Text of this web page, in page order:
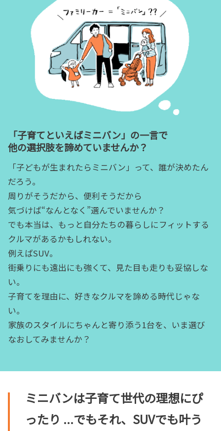
「子育てといえばミニバン」の一言で
他の選択肢を諦めていませんか？
「子どもが生まれたらミニバン」って、誰が決めたん
だろう。
周りがそうだから、便利そうだから
気づけば“なんとなく”選んでいませんか？
でも本当は、もっと自分たちの暮らしにフィットする
クルマがあるかもしれない。
例えばSUV。
街乗りにも遠出にも強くて、見た目も走りも妥協しな
い。
子育てを理由に、好きなクルマを諦める時代じゃな
い。
家族のスタイルにちゃんと寄り添う1台を、いま選び
なおしてみませんか？
ミニバンは子育て世代の理想にぴ
ったり ...でもそれ、SUVでも叶う